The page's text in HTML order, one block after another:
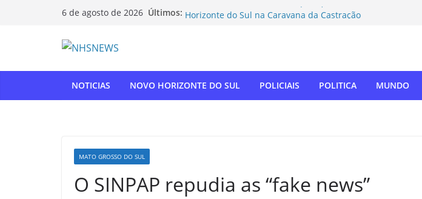
6 de agosto de 2026 Últimos: O vereador Luiz Enfermeiro (MDB) solicita inclusão de Novo
de impostos para doação de remédios
NOVO HORIZONTE DO SUL: Matogrosso & Mathias farão
NOTICIAS NOVO HORIZONTE DO SUL POLICIAIS POLITICA MUNDO
MATO GROSSO DO SUL
O SINPAP repudia as “fake news”